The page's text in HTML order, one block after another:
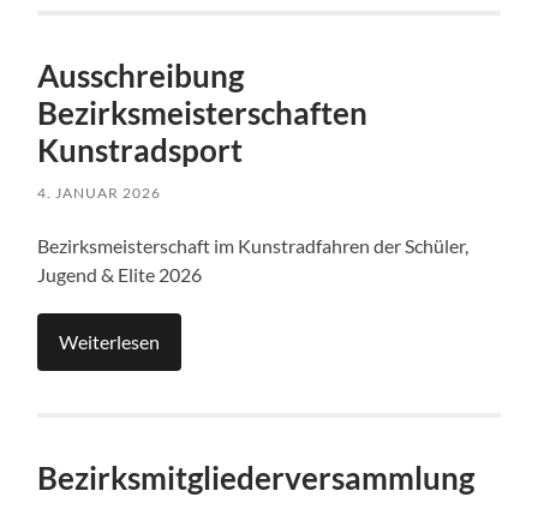
Ausschreibung
Bezirksmeisterschaften
Kunstradsport
4. JANUAR 2026
Bezirksmeisterschaft im Kunstradfahren der Schüler,
Jugend & Elite 2026
Weiterlesen
Bezirksmitgliederversammlung